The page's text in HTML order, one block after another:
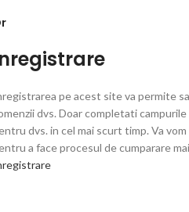
pe acest site va permite
dvs. Doar completati
dvs. in cel mai scurt timp. Va
a face procesul de cumparare